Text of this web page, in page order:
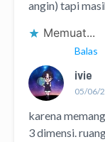
angin) tapi
Memuat...
Balas
ivie
05/06/
karena
3 dimensi.